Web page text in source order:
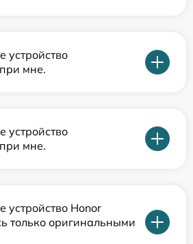
устройство
мне.
устройство
мне.
устройство Honor
только оригинальными